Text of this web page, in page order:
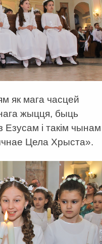
як мага часцей
жыцця, быць
Езусам і такім чынам
Цела Хрыста».